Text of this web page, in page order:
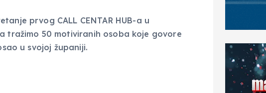
prvog CALL CENTAR HUB-a u
tražimo 50 motiviranih osoba koje govore
u svojoj županiji.